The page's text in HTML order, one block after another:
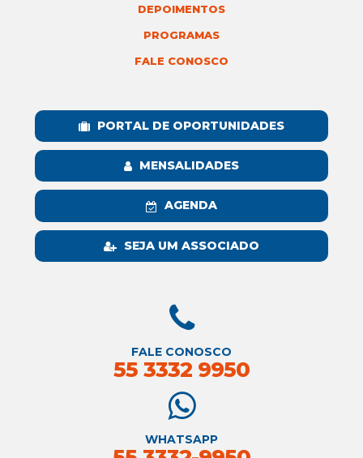
DEPOIMENTOS
PROGRAMAS
FALE CONOSCO
PORTAL DE OPORTUNIDADES
MENSALIDADES
AGENDA
SEJA UM ASSOCIADO
FALE CONOSCO
55 3332 9950
WHATSAPP